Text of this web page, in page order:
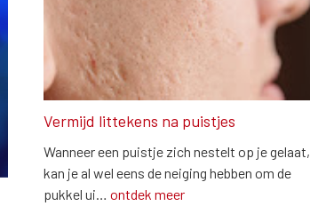
Vermijd littekens na puistjes
Wanneer een puistje zich nestelt op je gelaat,
kan je al wel eens de neiging hebben om de
pukkel ui… ontdek meer